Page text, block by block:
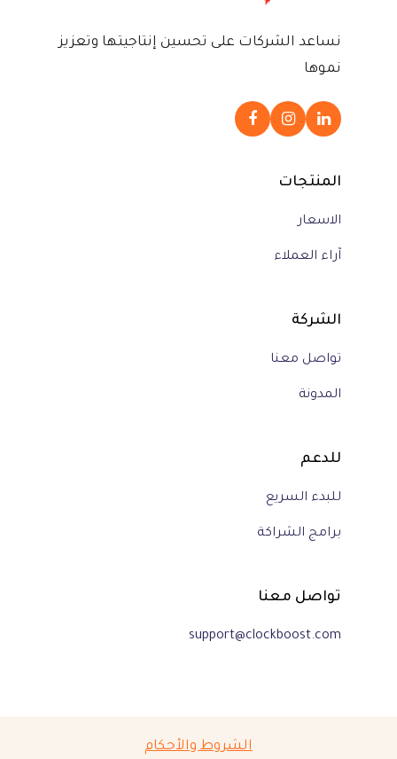
نساعد الشركات على تحسين إنتاجيتها وتعزيز
نموها
المنتجات
الاسعار
آراء العملاء
الشركة
تواصل معنا
المدونة
للدعم
للبدء السريع
برامج الشراكة
تواصل معنا
support@clockboost.com
الشروط والأحكام